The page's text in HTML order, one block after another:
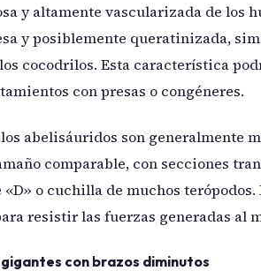
y altamente vascularizada de los
y posiblemente queratinizada,
cocodrilos. Esta característica
con presas o congéneres.
abelisáuridos son generalmente
comparable, con secciones
o cuchilla de muchos
resistir las fuerzas generadas al
con brazos diminutos